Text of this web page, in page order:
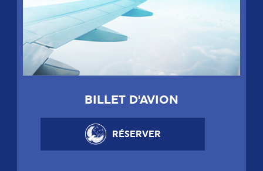
BILLET D'AVION
RÉSERVER